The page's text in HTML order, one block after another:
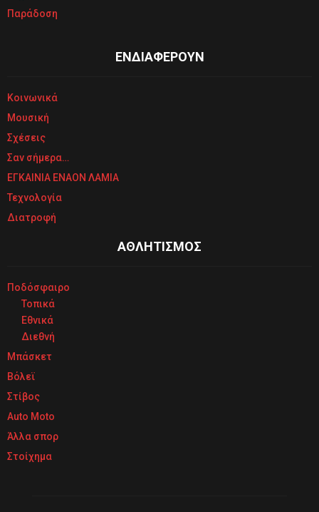
Παράδοση
ΕΝΔΙΑΦΕΡΟΥΝ
Κοινωνικά
Μουσική
Σχέσεις
Σαν σήμερα…
ΕΓΚΑΙΝΙΑ ΕΝΑΟΝ ΛΑΜΙΑ
Τεχνολογία
Διατροφή
ΑΘΛΗΤΙΣΜΟΣ
Ποδόσφαιρο
Τοπικά
Εθνικά
Διεθνή
Μπάσκετ
Βόλεϊ
Στίβος
Auto Moto
Άλλα σπορ
Στοίχημα